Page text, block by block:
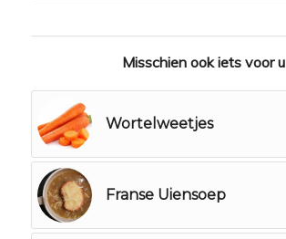
Misschien ook iets voor u
Wortelweetjes
Franse Uiensoep